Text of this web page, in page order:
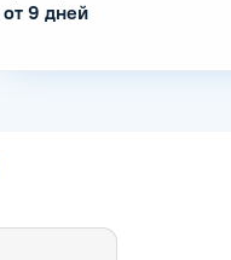
от 9 дней